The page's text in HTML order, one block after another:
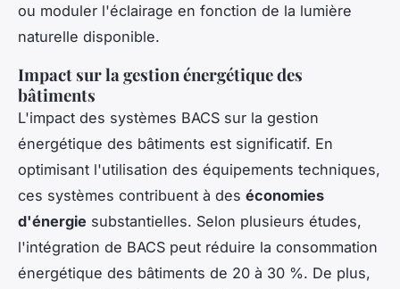
ou moduler l'éclairage en fonction de la lumière
naturelle disponible.
Impact sur la gestion énergétique des
bâtiments
L'impact des systèmes BACS sur la gestion
énergétique des bâtiments est significatif. En
optimisant l'utilisation des équipements techniques,
ces systèmes contribuent à des économies
d'énergie substantielles. Selon plusieurs études,
l'intégration de BACS peut réduire la consommation
énergétique des bâtiments de 20 à 30 %. De plus,